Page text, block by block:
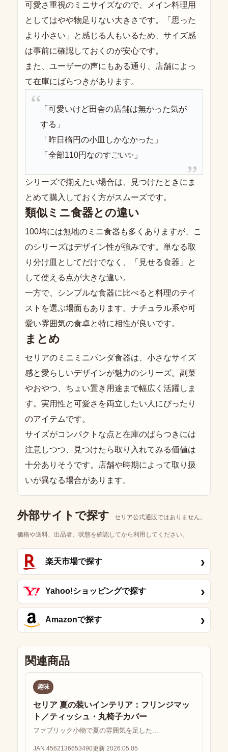
可愛さ重視のミニサイズなので、メイン料理用
としてはやや物足りない大きさです。「思った
より小さい」と感じる人もいるため、サイズ感
は事前に確認しておくのが安心です。
また、ユーザーの声にもある通り、店舗によっ
て在庫にばらつきがあります。
「可愛いけど田舎の店舗は無かった気が
する」
「昨日楕円の小皿しかなかった」
「全部110円なのすごい✨」
シリーズで揃えたい場合は、見つけたときにま
とめて購入しておく方がスムーズです。
類似ミニ食器との違い
100均には無地のミニ食器も多くありますが、こ
のシリーズはデザイン性が強みです。単なる取
り分け皿としてだけでなく、「見せる食器」と
して使える点が大きな違い。
一方で、シンプルな食器に比べると料理のテイ
ストを選ぶ場面もあります。ナチュラル系や可
愛い雰囲気の食卓と特に相性が良いです。
まとめ
セリアのミニミニパンダ食器は、小さなサイズ
感と愛らしいデザインが魅力のシリーズ。副菜
やおやつ、ちょい置き用途まで幅広く活躍しま
す。実用性と可愛さを両立したい人にぴったり
のアイテムです。
サイズがコンパクトな点と在庫のばらつきには
注意しつつ、見つけたら取り入れてみる価値は
十分ありそうです。店舗や時期によって取り扱
いが異なる場合があります。
外部サイトで探す セリア公式通販ではありません。
価格や送料、出品者、状態を確認してから利用してください。
楽天市場で探す ›
Yahoo!ショッピングで探す ›
Amazonで探す ›
関連商品
趣味
セリア 夏の装いインテリア：フリンジマッ
ト／ティッシュ・丸椅子カバー
ファブリック小物で夏の雰囲気を足した...
JAN 4562136653490更新 2026.05.05